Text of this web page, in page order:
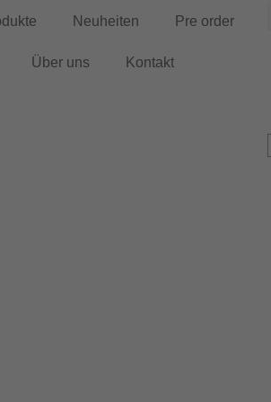
Neuheiten Pre order
Über uns Kontakt